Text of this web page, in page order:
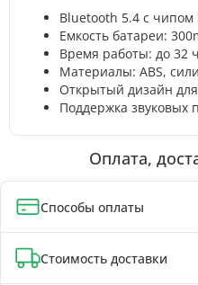
Bluetooth 5.4 с чипом
Емкость батареи:
Время работы: до 32
Материалы: ABS,
Открытый дизайн
Поддержка звуковых
Оплата,
Способы оплаты
Оплата при получении
Онлайн-оплата картой,
Стоимость доставки